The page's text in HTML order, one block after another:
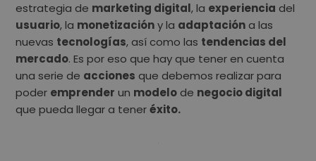
estrategia de marketing digital, la experiencia del
usuario, la monetizacióny la adaptacióna las
nuevas tecnologías, así como las tendencias del
mercado. Es por eso que hay que tener en cuenta
una serie de acciones que debemos realizar para
poder emprender un modelode negocio digital
que pueda llegar a teneréxito.